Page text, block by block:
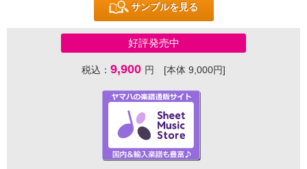
サンプルを見る
好評発売中
税込： 9,900 円 [本体 9,000円]